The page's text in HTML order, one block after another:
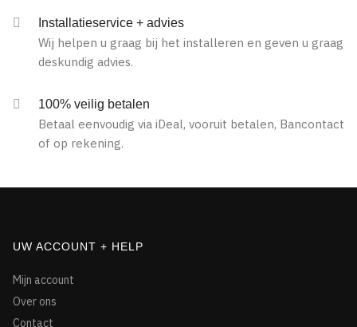
Installatieservice + advies
Wij helpen u graag bij het installeren en geven u graag
deskundig advies.
100% veilig betalen
Betaal eenvoudig via iDeal, vooruit betalen, Bancontact
of op rekening.
UW ACCOUNT + HELP
Mijn account
Over ons
Contact